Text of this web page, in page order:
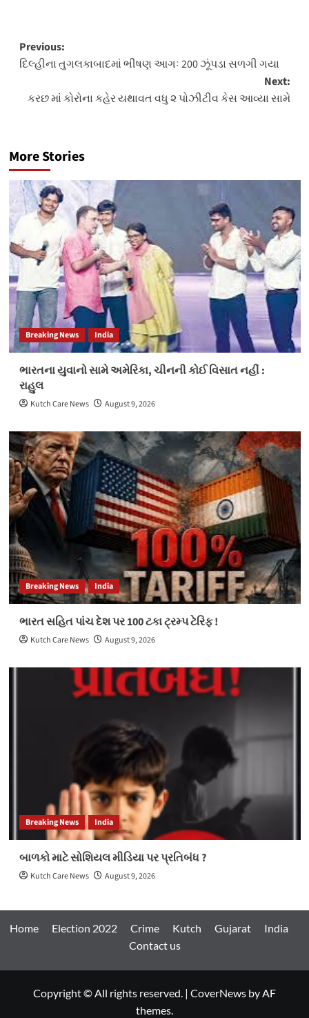
Post
navigation
Previous:
દિલ્હીના તુગલકાબાદમાં ભીષણ આગઃ 200 ઝૂંપડા સળગી ગયા
Next:
કરછ માં કોરોના કહેર યથાવત વધુ ૨ પોઝીટીવ કેસ આવ્યા સામે
More Stories
Breaking News India
ભારતના યુવાનો સામે અમેરિકા, ચીનની કોઈ વિસાત નહીં :
રાહુલ
Kutch Care News August 9, 2026
Breaking News India
ભારત સહિત પાંચ દેશ પર 100 ટકા ટ્રમ્પ ટેરિફ !
Kutch Care News August 9, 2026
Breaking News India
બાળકો માટે સોશિયલ મીડિયા પર પ્રતિબંધ ?
Kutch Care News August 9, 2026
Home Election 2022 Crime Kutch Gujarat
India
Contact us
Copyright © All rights reserved. | CoverNews by AF
themes.